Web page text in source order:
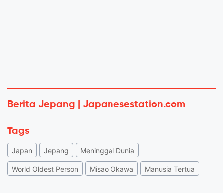
Berita Jepang | Japanesestation.com
Tags
Japan Jepang Meninggal Dunia
World Oldest Person Misao Okawa Manusia Tertua